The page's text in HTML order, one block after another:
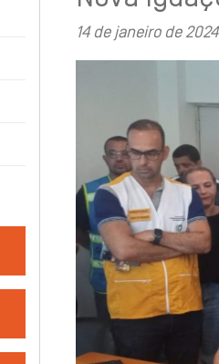
14 de janeiro de 2024